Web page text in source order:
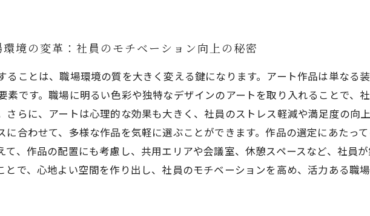
境の変革：社員のモチベーション向上の秘密
ることは、職場環境の質を大きく変える鍵になります。アート作品は単なる
素です。職場に明るい色彩や独特なデザインのアートを取り入れることで、
さらに、アートは心理的な効果も大きく、社員のストレス軽減や満足度の向
に合わせて、多様な作品を気軽に選ぶことができます。作品の選定にあたっ
て、作品の配置にも考慮し、共用エリアや会議室、休憩スペースなど、社員
とで、心地よい空間を作り出し、社員のモチベーションを高め、活力ある職